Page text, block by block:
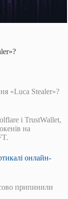
«Luca Stealer»?
і TrustWallet,
на
онлайн-
припинили